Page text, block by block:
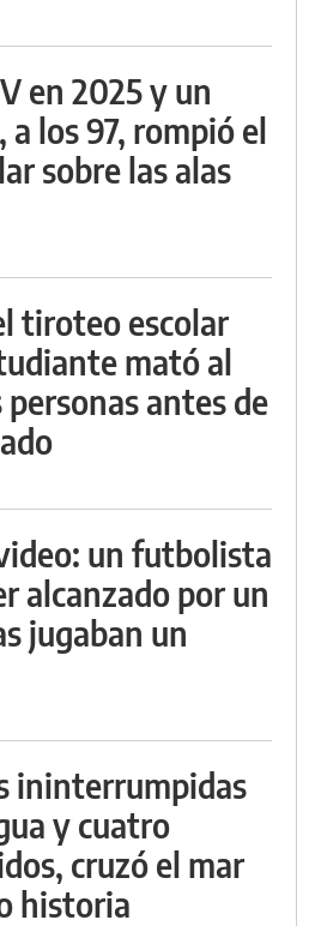
en 2025 y un
a los 97, rompió el
sobre las alas
tiroteo escolar
mató al
personas antes de
un futbolista
alcanzado por un
jugaban un
ininterrumpidas
y cuatro
cruzó el mar
historia